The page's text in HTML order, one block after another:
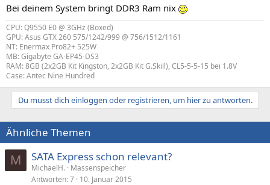
Bei deinem System bringt DDR3 Ram nix
CPU: Q9550 E0 @ 3GHz (Boxed)
GPU: Asus GTX 260 575/1242/999 @ 756/1512/1161
NT: Enermax Pro82+ 525W
MB: Gigabyte GA-EP45-DS3
RAM: 8GB (2x2GB Kit Kingston, 2x2GB Kit G.Skill), CL5-5-5-15 bei 1.8V
Case: Antec Nine Hundred
Du musst dich einloggen oder registrieren, um hier zu antworten.
Ähnliche Themen
M SATA Express schon relevant?
MichaelH. Massenspeicher
Antworten 7 10. Januar 2015